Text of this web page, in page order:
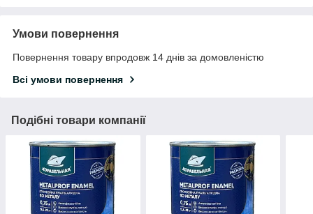
Умови повернення
Повернення товару впродовж 14 днів за домовленістю
Всі умови повернення
Подібні товари компанії